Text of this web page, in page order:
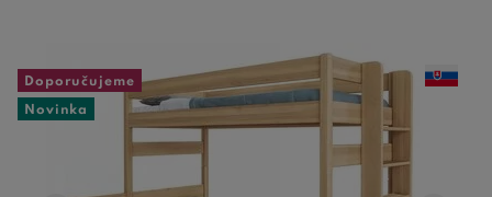
Doporučujeme
Novinka